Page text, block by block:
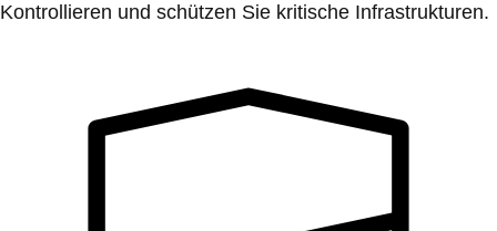
Kontrollieren und schützen Sie kritische Infrastrukturen.